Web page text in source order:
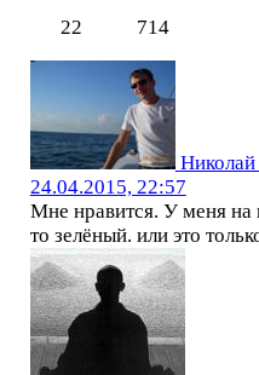
22
714
24.04.2015, 22:57
Мне нравится. У меня на
то зелёный. или это